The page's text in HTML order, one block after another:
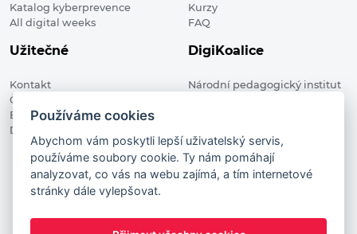
Katalog kyberprevence
All digital weeks
Kurzy
FAQ
Užitečné
Kontakt
Členské organizace
Blog
Digitalizace ve vzdělávání
DigiKoalice
Národní pedagogický institut
DigiKoalice 2021. All rights reserved
Vstup do administrace
This project has received funding from the European
Commission Innovation and Networks Executive Agency (now
Používáme cookies
Abychom vám poskytli lepší uživatelský servis,
používáme soubory cookie. Ty nám pomáhají
analyzovat, co vás na webu zajímá, a tím internetové
stránky dále vylepšovat.